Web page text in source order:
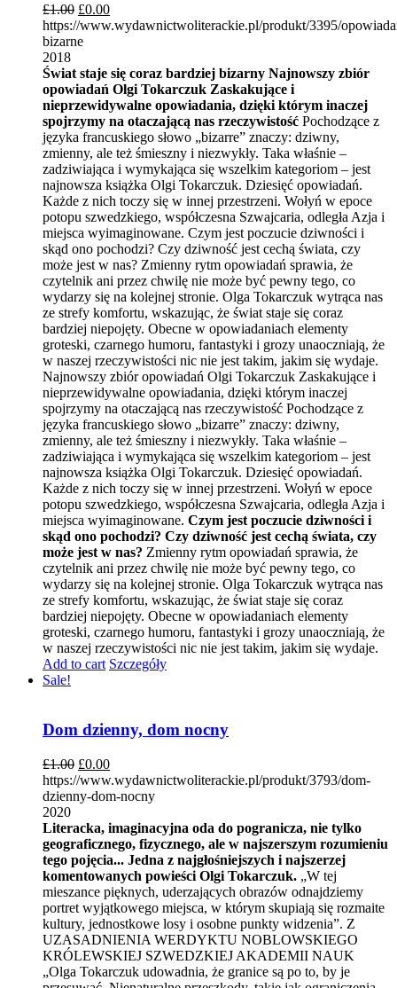
£1.00 £0.00
https://www.wydawnictwoliterackie.pl/produkt/3395/
bizarne
2018
Świat staje się coraz bardziej bizarny Najnowszy zbiór
opowiadań Olgi Tokarczuk Zaskakujące i
nieprzewidywalne opowiadania, dzięki którym inaczej
spojrzymy na otaczającą nas rzeczywistość Pochodzące z
języka francuskiego słowo „bizarre” znaczy: dziwny,
zmienny, ale też śmieszny i niezwykły. Taka właśnie –
zadziwiająca i wymykająca się wszelkim kategoriom – jest
najnowsza książka Olgi Tokarczuk. Dziesięć opowiadań.
Każde z nich toczy się w innej przestrzeni. Wołyń w epoce
potopu szwedzkiego, współczesna Szwajcaria, odległa Azja i
miejsca wyimaginowane. Czym jest poczucie dziwności i
skąd ono pochodzi? Czy dziwność jest cechą świata, czy
może jest w nas? Zmienny rytm opowiadań sprawia, że
czytelnik ani przez chwilę nie może być pewny tego, co
wydarzy się na kolejnej stronie. Olga Tokarczuk wytrąca nas
ze strefy komfortu, wskazując, że świat staje się coraz
bardziej niepojęty. Obecne w opowiadaniach elementy
groteski, czarnego humoru, fantastyki i grozy unaoczniają, że
w naszej rzeczywistości nic nie jest takim, jakim się wydaje.
Najnowszy zbiór opowiadań Olgi Tokarczuk Zaskakujące i
nieprzewidywalne opowiadania, dzięki którym inaczej
spojrzymy na otaczającą nas rzeczywistość Pochodzące z
języka francuskiego słowo „bizarre” znaczy: dziwny,
zmienny, ale też śmieszny i niezwykły. Taka właśnie –
zadziwiająca i wymykająca się wszelkim kategoriom – jest
najnowsza książka Olgi Tokarczuk. Dziesięć opowiadań.
Każde z nich toczy się w innej przestrzeni. Wołyń w epoce
potopu szwedzkiego, współczesna Szwajcaria, odległa Azja i
miejsca wyimaginowane. Czym jest poczucie dziwności i
skąd ono pochodzi? Czy dziwność jest cechą świata, czy
może jest w nas? Zmienny rytm opowiadań sprawia, że
czytelnik ani przez chwilę nie może być pewny tego, co
wydarzy się na kolejnej stronie. Olga Tokarczuk wytrąca nas
ze strefy komfortu, wskazując, że świat staje się coraz
bardziej niepojęty. Obecne w opowiadaniach elementy
groteski, czarnego humoru, fantastyki i grozy unaoczniają, że
w naszej rzeczywistości nic nie jest takim, jakim się wydaje.
Add to cart Szczegóły
Sale!
Dom dzienny, dom nocny
£1.00 £0.00
https://www.wydawnictwoliterackie.pl/produkt/3793/dom-
dzienny-dom-nocny
2020
Literacka, imaginacyjna oda do pogranicza, nie tylko
geograficznego, fizycznego, ale w najszerszym rozumieniu
tego pojęcia... Jedna z najgłośniejszych i najszerzej
komentowanych powieści Olgi Tokarczuk. „W tej
mieszance pięknych, uderzających obrazów odnajdziemy
portret wyjątkowego miejsca, w którym skupiają się rozmaite
kultury, jednostkowe losy i osobne punkty widzenia”. Z
UZASADNIENIA WERDYKTU NOBLOWSKIEGO
KRÓLEWSKIEJ SZWEDZKIEJ AKADEMII NAUK
„Olga Tokarczuk udowadnia, że granice są po to, by je